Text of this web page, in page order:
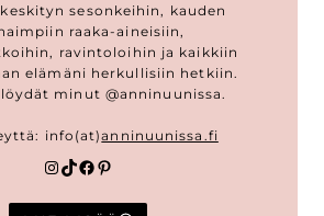
sesonkeihin, kauden
raaka-aineisiin,
ravintoloihin ja kaikkiin
elämäni herkullisiin hetkiin.
minut @anninuunissa.
info(at)anninuunissa.fi
Instagram
TikTok
Facebook
Pinterest